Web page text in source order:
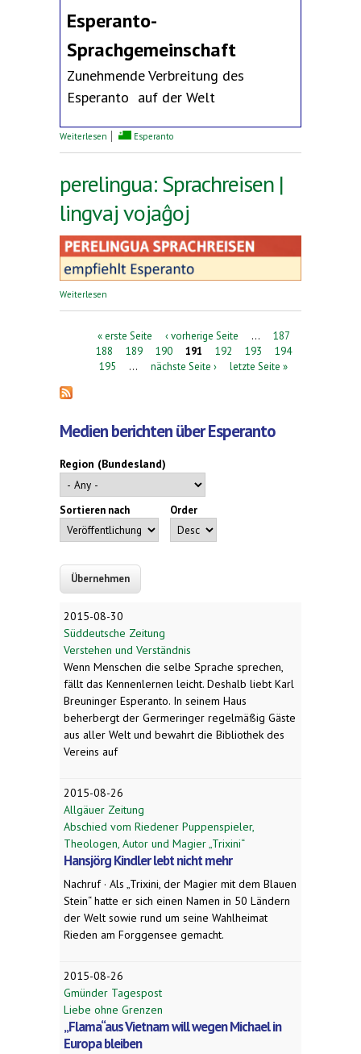
Esperanto-
Sprachgemeinschaft
Zunehmende Verbreitung des
Esperanto auf der Welt
Weiterlesen über Erklärung des Deutschen Esperanto-Bundes
Esperanto
perelingua: Sprachreisen |
lingvaj vojaĝoj
Weiterlesen
Seiten« erste Seite ‹ vorherige Seite …
187
188
189 190 191 192 193
194
195
… nächste Seite › letzte Seite »
Medien berichten über Esperanto
Region (Bundesland)
Sortieren nach Order
2015-08-30
Süddeutsche Zeitung
Verstehen und Verständnis
Wenn Menschen die selbe Sprache sprechen,
fällt das Kennenlernen leicht. Deshalb liebt Karl
Breuninger Esperanto. In seinem Haus
beherbergt der Germeringer regelmäßig Gäste
aus aller Welt und bewahrt die Bibliothek des
Vereins auf
2015-08-26
Allgäuer Zeitung
Abschied vom Riedener Puppenspieler,
Theologen, Autor und Magier „Trixini“
Hansjörg Kindler lebt nicht mehr
Nachruf · Als „Trixini, der Magier mit dem Blauen
Stein“ hatte er sich einen Namen in 50 Ländern
der Welt sowie rund um seine Wahlheimat
Rieden am Forggensee gemacht.
2015-08-26
Gmünder Tagespost
Liebe ohne Grenzen
„Flama“aus Vietnam will wegen Michael in
Europa bleiben